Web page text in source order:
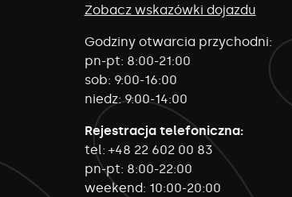
Zobacz wskazówki dojazdu
Godziny otwarcia przychodni:
pn-pt: 8:00-21:00
sob: 9:00-16:00
niedz: 9:00-14:00
Rejestracja telefoniczna:
tel: +48 22 602 00 83
pn-pt: 8:00-22:00
weekend: 10:00-20:00